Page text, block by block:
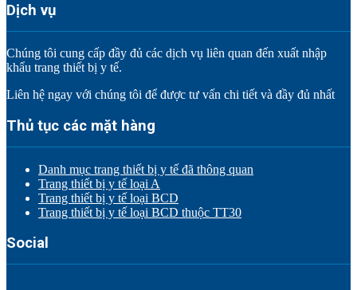
Dịch vụ
Chúng tôi cung cấp đầy đủ các dịch vụ liên quan đến xuất nhập
khẩu trang thiết bị y tế.
Liên hệ ngay với chúng tôi để được tư vấn chi tiết và đầy đủ nhất
Thủ tục các mặt hàng
Danh mục trang thiết bị y tế đã thông quan
Trang thiết bị y tế loại A
Trang thiết bị y tế loại BCD
Trang thiết bị y tế loại BCD thuộc TT30
Social